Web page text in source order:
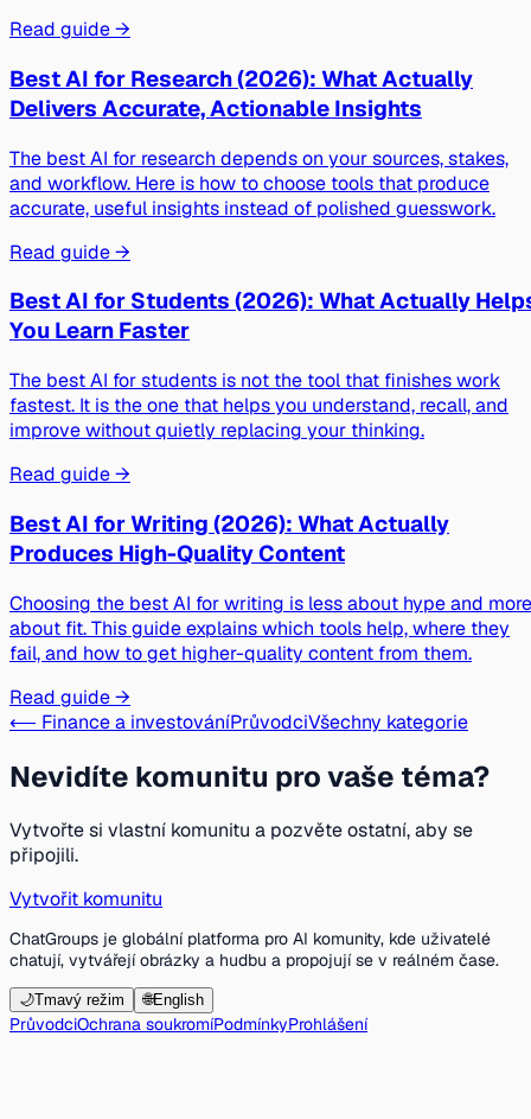
Read guide →
Best AI for Research (2026): What Actually
Delivers Accurate, Actionable Insights
The best AI for research depends on your sources, stakes,
and workflow. Here is how to choose tools that produce
accurate, useful insights instead of polished guesswork.
Read guide →
Best AI for Students (2026): What Actually
You Learn Faster
The best AI for students is not the tool that finishes work
fastest. It is the one that helps you understand, recall, and
improve without quietly replacing your thinking.
Read guide →
Best AI for Writing (2026): What Actually
Produces High-Quality Content
Choosing the best AI for writing is less about hype and more
about fit. This guide explains which tools help, where they
fail, and how to get higher-quality content from them.
Read guide →
⟵ Finance a investováníPrůvodciVšechny kategorie
Nevidíte komunitu pro vaše téma?
Vytvořte si vlastní komunitu a pozvěte ostatní, aby se
připojili.
Vytvořit komunitu
ChatGroups je globální platforma pro AI komunity, kde uživatelé
chatují, vytvářejí obrázky a hudbu a propojují se v reálném čase.
🌙Tmavý režim 🌐English
PrůvodciOchrana soukromíPodmínkyProhlášení